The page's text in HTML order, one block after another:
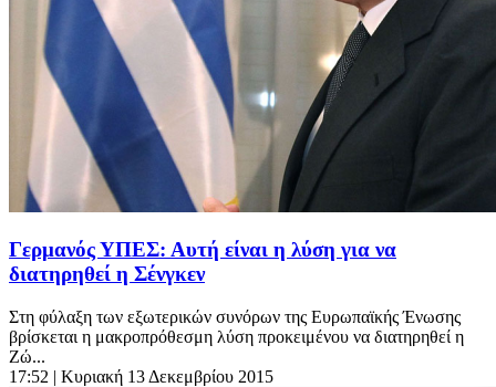
Γερμανός ΥΠΕΣ: Αυτή είναι η λύση για να
διατηρηθεί η Σένγκεν
Στη φύλαξη των εξωτερικών συνόρων της Ευρωπαϊκής Ένωσης
βρίσκεται η μακροπρόθεσμη λύση προκειμένου να διατηρηθεί η
Ζώ...
17:52 | Κυριακή 13 Δεκεμβρίου 2015